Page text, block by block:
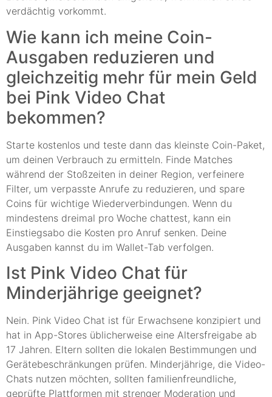
verdächtig vorkommt.
Wie kann ich meine Coin-
Ausgaben reduzieren und
gleichzeitig mehr für mein Geld
bei Pink Video Chat
bekommen?
Starte kostenlos und teste dann das kleinste Coin-Paket,
um deinen Verbrauch zu ermitteln. Finde Matches
während der Stoßzeiten in deiner Region, verfeinere
Filter, um verpasste Anrufe zu reduzieren, und spare
Coins für wichtige Wiederverbindungen. Wenn du
mindestens dreimal pro Woche chattest, kann ein
Einstiegsabo die Kosten pro Anruf senken. Deine
Ausgaben kannst du im Wallet-Tab verfolgen.
Ist Pink Video Chat für
Minderjährige geeignet?
Nein. Pink Video Chat ist für Erwachsene konzipiert und
hat in App-Stores üblicherweise eine Altersfreigabe ab
17 Jahren. Eltern sollten die lokalen Bestimmungen und
Gerätebeschränkungen prüfen. Minderjährige, die Video-
Chats nutzen möchten, sollten familienfreundliche,
geprüfte Plattformen mit strenger Moderation und